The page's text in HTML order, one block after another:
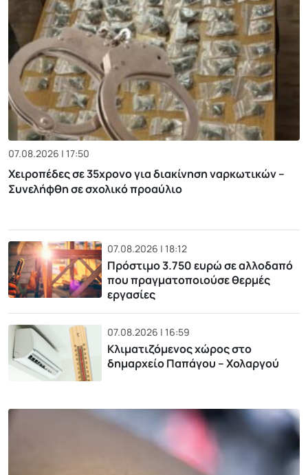
07.08.2026 | 17:50
Χειροπέδες σε 35χρονο για διακίνηση ναρκωτικών –
Συνελήφθη σε σχολικό προαύλιο
07.08.2026 | 18:12
Πρόστιμο 3.750 ευρώ σε αλλοδαπό
που πραγματοποιούσε θερμές
εργασίες
07.08.2026 | 16:59
Κλιματιζόμενος χώρος στο
δημαρχείο Παπάγου – Χολαργού